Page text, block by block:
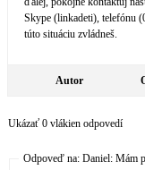
Skype (linkadeti), telefónu
túto situáciu zvládneš.
Autor
Ukázať 0 vlákien odpovedí
Odpoveď na: Daniel: Mám